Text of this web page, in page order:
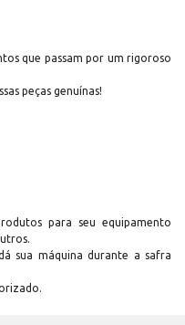
que passam por um rigoroso
peças genuínas!
para seu equipamento
sua máquina durante a safra